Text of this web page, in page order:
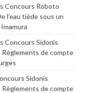
Concours Roboto
l’eau tiède sous un
Concours Sidonis
de compte
Sidonis
de compte